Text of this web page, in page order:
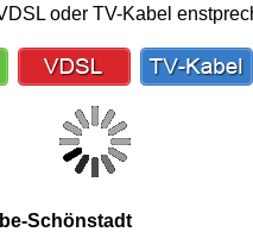
oder TV-Kabel
Schönstadt